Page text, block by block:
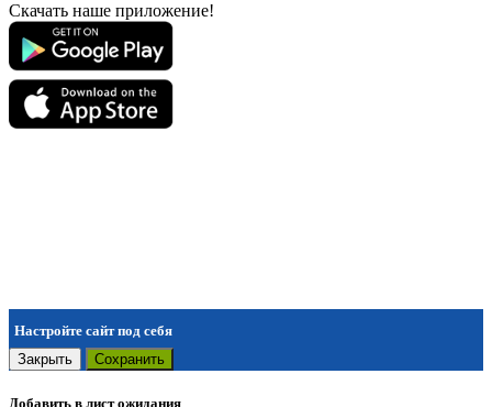
Скачать наше приложение!
Настройте сайт под себя
Закрыть
Сохранить
Добавить в лист ожидания